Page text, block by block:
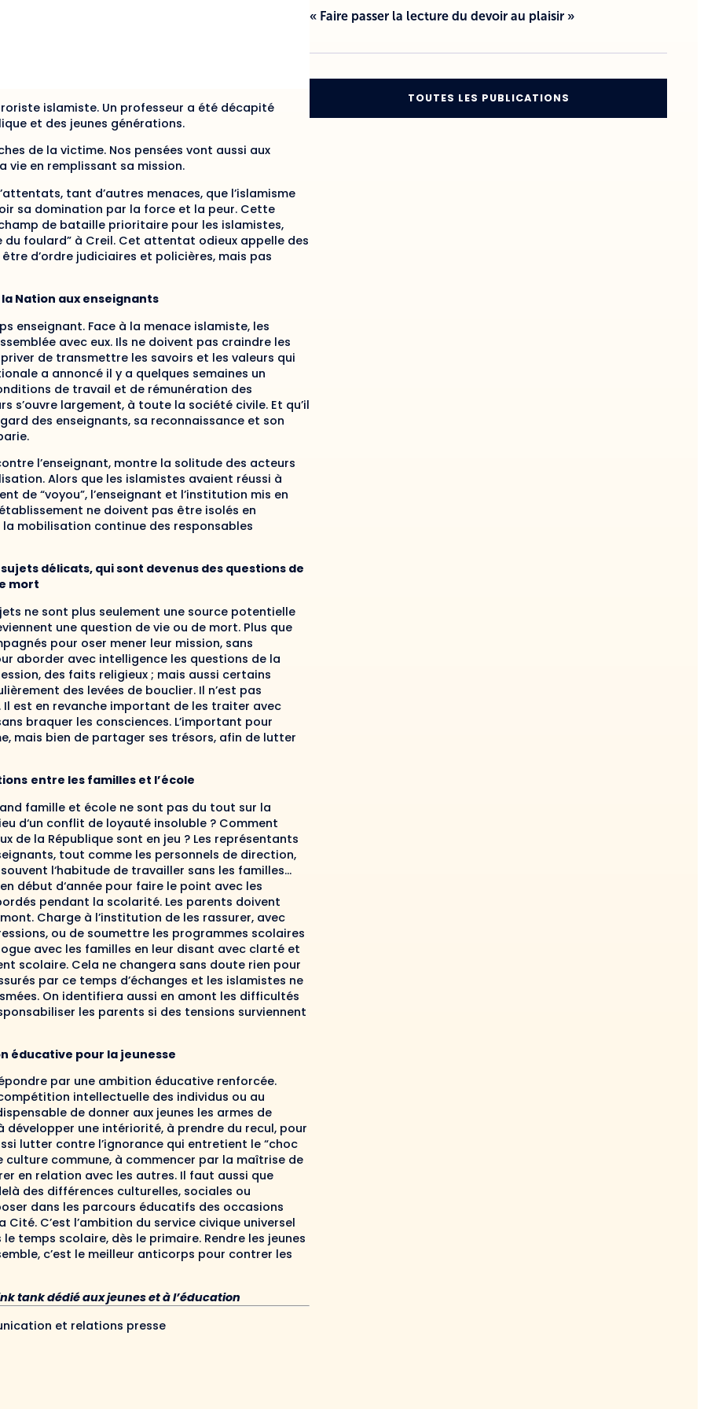
islamiste. Un professeur a été décapité
et des jeunes générations.
de la victime. Nos pensées vont aussi aux
vie en remplissant sa mission.
’attentats, tant d’autres menaces, que l’islamisme
sa domination par la force et la peur. Cette
de bataille prioritaire pour les islamistes,
du foulard” à Creil. Cet attentat odieux appelle des
d’ordre judiciaires et policières, mais pas
Nation aux enseignants
enseignant. Face à la menace islamiste, les
avec eux. Ils ne doivent pas craindre les
priver de transmettre les savoirs et les valeurs qui
a annoncé il y a quelques semaines un
de travail et de rémunération des
s’ouvre largement, à toute la société civile. Et qu’il
des enseignants, sa reconnaissance et son
l’enseignant, montre la solitude des acteurs
. Alors que les islamistes avaient réussi à
de “voyou”, l’enseignant et l’institution mis en
ne doivent pas être isolés en
la mobilisation continue des responsables
délicats, quisont devenusdes questions de
mort
ne sont plus seulement une source potentielle
une question de vie ou de mort. Plus que
pour oser mener leur mission, sans
aborder avec intelligence les questions de la
, des faits religieux ; mais aussi certains
ement des levées de bouclier. Il n’est pas
Il est en revanche important de les traiter avec
braquer les consciences. L’important pour
mais bien de partager ses trésors, afin de lutter
s entre les familles et l’école
famille et école ne sont pas du tout sur la
d‘un conflit de loyauté insoluble ? Comment
de la République sont en jeu ? Les représentants
tout comme les personnels de direction,
ent l‘habitude de travailler sans les familles...
en début d‘année pour faire le point avec les
pendant la scolarité. Les parents doivent
Charge à l’institution de les rassurer, avec
ou de soumettre les programmes scolaires
avec les familles en leur disant avec clarté et
scolaire. Cela ne changera sans doute rien pour
par ce temps d’échanges et les islamistes ne
. On identifiera aussi en amont les difficultés
les parents si des tensions surviennent
éducative pour la jeunesse
par une ambition éducative renforcée.
intellectuelle des individus ou au
de donner aux jeunes les armes de
développer une intériorité, à prendre du recul, pour
lutter contre l’ignorance qui entretient le “choc
culture commune, à commencer par la maîtrise de
en relation avec les autres. Il faut aussi que
des différences culturelles, sociales ou
dans les parcours éducatifs des occasions
C’est l’ambition du service civique universel
le temps scolaire, dès le primaire. Rendre les jeunes
c’est le meilleur anticorps pour contrer les
tank dédié aux jeunes et à l’éducation
et relations presse
« Faire passer la lecture du devoir au plaisir »
TOUTES LES PUBLICATIONS